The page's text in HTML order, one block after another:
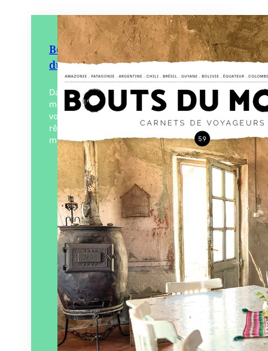
Bouts du monde 59 – Amérique
du sud
Dans chaque numéro de Bouts du
monde, une quinzaine de carnets de
voyages et une thématique pour rire,
rêver, s’émouvoir ou questionner le
monde.
Éditeur : Bouts du monde
Paru le01/07/2024